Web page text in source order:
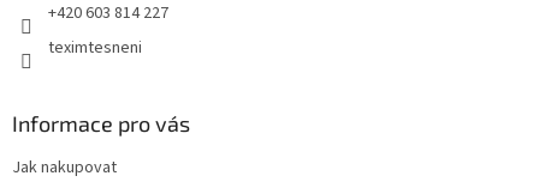
+420 603 814 227
teximtesneni
Informace pro vás
Jak nakupovat